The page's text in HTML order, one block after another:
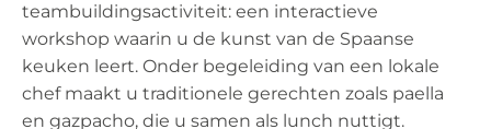
teambuildingsactiviteit: een interactieve
workshop waarin u de kunst van de Spaanse
keuken leert. Onder begeleiding van een lokale
chef maakt u traditionele gerechten zoals paella
en gazpacho, die u samen als lunch nuttigt.